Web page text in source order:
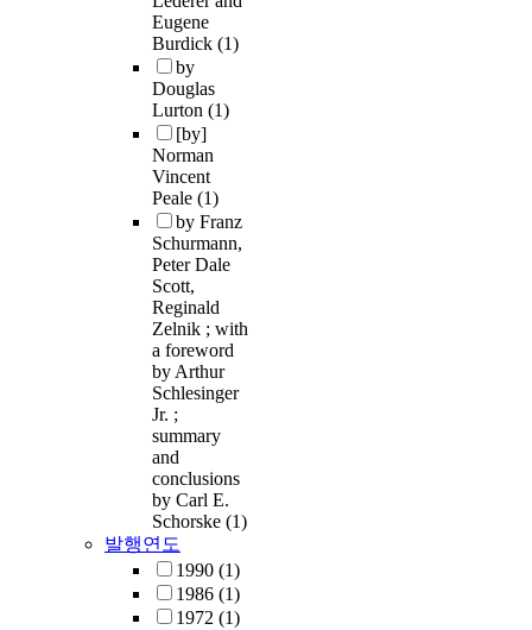
Eugene
Burdick (1)
by
Douglas
Lurton (1)
[by]
Norman
Vincent
Peale (1)
by Franz
Schurmann,
Peter Dale
Scott,
Reginald
Zelnik ; with
a foreword
by Arthur
Schlesinger
Jr. ;
summary
and
conclusions
by Carl E.
Schorske (1)
발행연도
1990 (1)
1986 (1)
1972 (1)